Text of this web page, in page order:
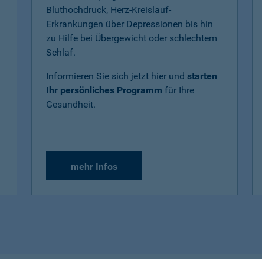
Bluthochdruck, Herz-Kreislauf-
Erkrankungen über Depressionen bis hin
zu Hilfe bei Übergewicht oder schlechtem
Schlaf.
Informieren Sie sich jetzt hier und starten
Ihr persönliches Programm für Ihre
Gesundheit.
mehr Infos